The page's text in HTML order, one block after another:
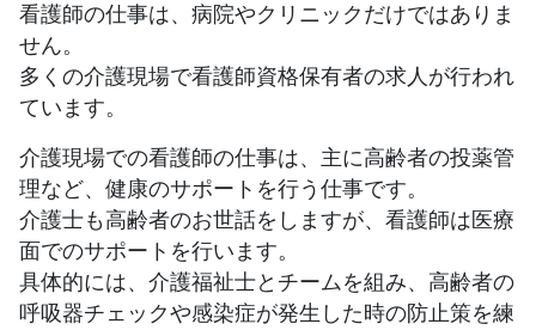
看護師の仕事は、病院やクリニックだけではありま
せん。
多くの介護現場で看護師資格保有者の求人が行われ
ています。
介護現場での看護師の仕事は、主に高齢者の投薬管
理など、健康のサポートを行う仕事です。
介護士も高齢者のお世話をしますが、看護師は医療
面でのサポートを行います。
具体的には、介護福祉士とチームを組み、高齢者の
呼吸器チェックや感染症が発生した時の防止策を練